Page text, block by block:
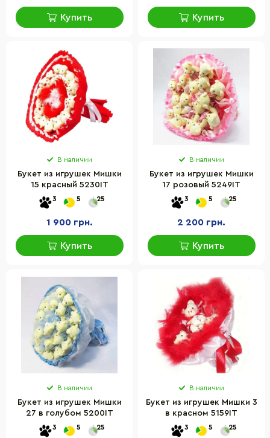
Купить Купить
В наличии
Букет из игрушек Мишки
15 красный 5230IT
3 5 25
1 900 грн.
Купить
В наличии
Букет из игрушек Мишки
17 розовый 5249IT
3 5 25
2 200 грн.
Купить
В наличии
Букет из игрушек Мишки
27 в голубом 5200IT
3 5 25
В наличии
Букет из игрушек Мишки 3
в красном 5159IT
3 5 25